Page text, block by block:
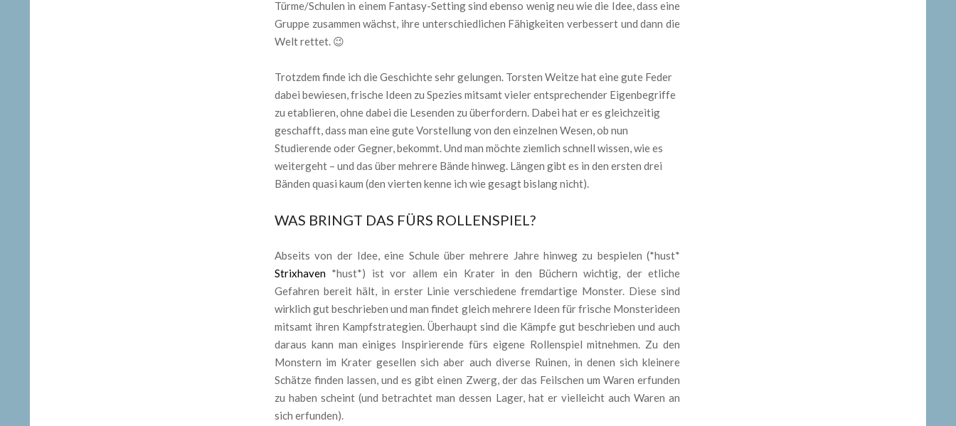
Türme/Schulen in einem Fantasy-Setting sind ebenso wenig neu wie die Idee, dass eine
Gruppe zusammen wächst, ihre unterschiedlichen Fähigkeiten verbessert und dann die
Welt rettet. 😉
Trotzdem finde ich die Geschichte sehr gelungen. Torsten Weitze hat eine gute Feder
dabei bewiesen, frische Ideen zu Spezies mitsamt vieler entsprechender Eigenbegriffe
zu etablieren, ohne dabei die Lesenden zu überfordern. Dabei hat er es gleichzeitig
geschafft, dass man eine gute Vorstellung von den einzelnen Wesen, ob nun
Studierende oder Gegner, bekommt. Und man möchte ziemlich schnell wissen, wie es
weitergeht – und das über mehrere Bände hinweg. Längen gibt es in den ersten drei
Bänden quasi kaum (den vierten kenne ich wie gesagt bislang nicht).
WAS BRINGT DAS FÜRS ROLLENSPIEL?
Abseits von der Idee, eine Schule über mehrere Jahre hinweg zu bespielen (*hust*
Strixhaven *hust*) ist vor allem ein Krater in den Büchern wichtig, der etliche
Gefahren bereit hält, in erster Linie verschiedene fremdartige Monster. Diese sind
wirklich gut beschrieben und man findet gleich mehrere Ideen für frische Monsterideen
mitsamt ihren Kampfstrategien. Überhaupt sind die Kämpfe gut beschrieben und auch
daraus kann man einiges Inspirierende fürs eigene Rollenspiel mitnehmen. Zu den
Monstern im Krater gesellen sich aber auch diverse Ruinen, in denen sich kleinere
Schätze finden lassen, und es gibt einen Zwerg, der das Feilschen um Waren erfunden
zu haben scheint (und betrachtet man dessen Lager, hat er vielleicht auch Waren an
sich erfunden).